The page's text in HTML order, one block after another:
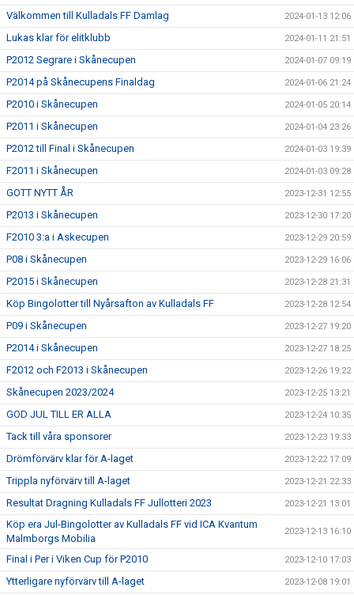
Välkommen till Kulladals FF Damlag 2024-01-13 12:06
Lukas klar för elitklubb 2024-01-11 21:51
P2012 Segrare i Skånecupen 2024-01-07 09:19
P2014 på Skånecupens Finaldag 2024-01-06 21:24
P2010 i Skånecupen 2024-01-05 20:14
P2011 i Skånecupen 2024-01-04 23:26
P2012 till Final i Skånecupen 2024-01-03 19:39
F2011 i Skånecupen 2024-01-03 09:28
GOTT NYTT ÅR 2023-12-31 12:55
P2013 i Skånecupen 2023-12-30 17:20
F2010 3:a i Askecupen 2023-12-29 20:59
P08 i Skånecupen 2023-12-29 16:06
P2015 i Skånecupen 2023-12-28 21:31
Köp Bingolotter till Nyårsafton av Kulladals FF 2023-12-28 12:54
P09 i Skånecupen 2023-12-27 19:20
P2014 i Skånecupen 2023-12-27 18:25
F2012 och F2013 i Skånecupen 2023-12-26 19:22
Skånecupen 2023/2024 2023-12-25 13:21
GOD JUL TILL ER ALLA 2023-12-24 10:35
Tack till våra sponsorer 2023-12-23 19:33
Drömförvärv klar för A-laget 2023-12-22 17:09
Trippla nyförvärv till A-laget 2023-12-21 22:33
Resultat Dragning Kulladals FF Jullotteri 2023 2023-12-21 13:01
Köp era Jul-Bingolotter av Kulladals FF vid ICA Kvantum
Malmborgs Mobilia
2023-12-13 16:10
Final i Per i Viken Cup för P2010 2023-12-10 17:03
Ytterligare nyförvärv till A-laget 2023-12-08 19:01